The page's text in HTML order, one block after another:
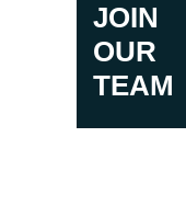
JOIN
OUR
TEAM